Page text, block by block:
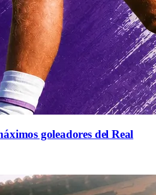
goleadores del Real